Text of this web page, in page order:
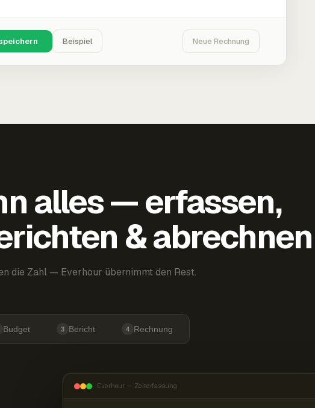
Beispiel Neue Rechnung
alles — erfassen,
& abrechnen
die Zahl — Everhour übernimmt den Rest.
Budget 3 Bericht 4 Rechnung
Everhour — Zeiterfassung